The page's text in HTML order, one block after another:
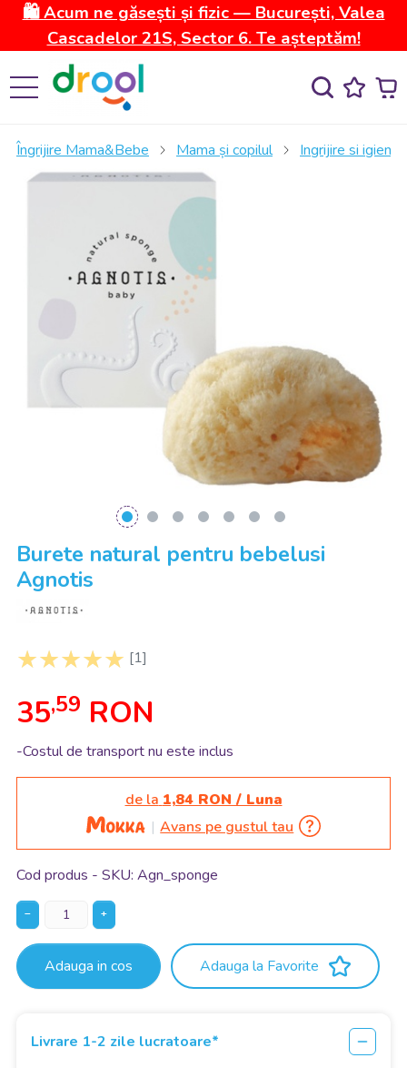
🛍️ Acum ne găsești și fizic — București, Valea
Cascadelor 21S, Sector 6. Te așteptăm!
Îngrijire Mama&Bebe Mama și copilul Ingrijire si igiena
Burete natural pentru bebelusi
Agnotis
[1]
35,59 RON
-Costul de transport nu este inclus
de la 1,84 RON / Luna
Avans pe gustul tau
Cod produs - SKU Agn_sponge
− +
Adauga in cos Adauga la Favorite
Livrare 1-2 zile lucratoare*